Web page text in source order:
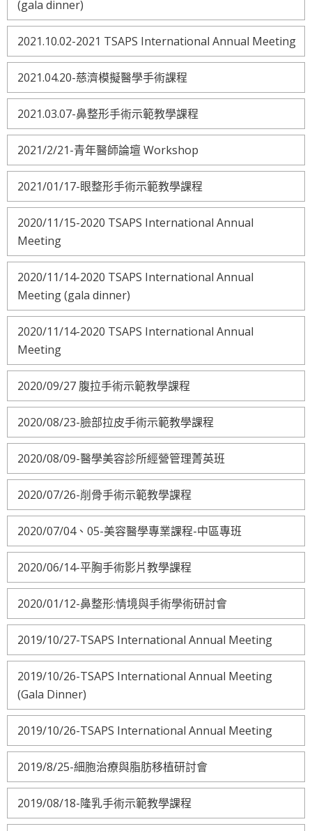
(gala dinner)
2021.10.02-2021 TSAPS International Annual Meeting
2021.04.20-慈濟模擬醫學手術課程
2021.03.07-鼻整形手術示範教學課程
2021/2/21-青年醫師論壇 Workshop
2021/01/17-眼整形手術示範教學課程
2020/11/15-2020 TSAPS International Annual
Meeting
2020/11/14-2020 TSAPS International Annual
Meeting (gala dinner)
2020/11/14-2020 TSAPS International Annual
Meeting
2020/09/27 腹拉手術示範教學課程
2020/08/23-臉部拉皮手術示範教學課程
2020/08/09-醫學美容診所經營管理菁英班
2020/07/26-削骨手術示範教學課程
2020/07/04、05-美容醫學專業課程-中區專班
2020/06/14-平胸手術影片教學課程
2020/01/12-鼻整形:情境與手術學術研討會
2019/10/27-TSAPS International Annual Meeting
2019/10/26-TSAPS International Annual Meeting
(Gala Dinner)
2019/10/26-TSAPS International Annual Meeting
2019/8/25-細胞治療與脂肪移植研討會
2019/08/18-隆乳手術示範教學課程